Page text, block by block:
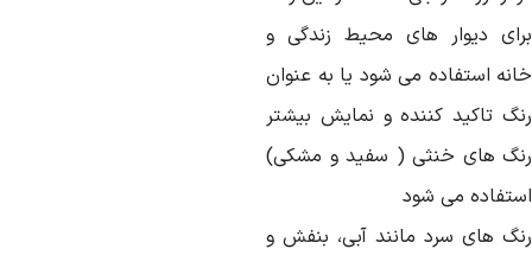
دیوار های محیط زندگی و
استفاده می شود یا به عنوان
تاکید کننده و نمایش بیشتر
های خنثی ( سفید و مشکی)
می شود
های سرد مانند آبی، بنفش و